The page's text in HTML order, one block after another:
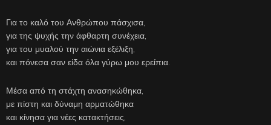
Για το καλό του Ανθρώπου πάσχισα,
για της ψυχής την άφθαρτη συνέχεια,
για του μυαλού την αιώνια εξέλιξη,
και πόνεσα σαν είδα όλα γύρω μου ερείπια.
Μέσα από τη στάχτη ανασηκώθηκα,
με πίστη και δύναμη αρματώθηκα
και κίνησα για νέες κατακτήσεις,